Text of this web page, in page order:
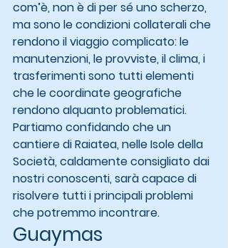
com’è, non è di per sé uno scherzo,
ma sono le condizioni collaterali che
rendono il viaggio complicato: le
manutenzioni, le provviste, il clima, i
trasferimenti sono tutti elementi
che le coordinate geografiche
rendono alquanto problematici.
Partiamo confidando che un
cantiere di Raiatea, nelle Isole della
Società, caldamente consigliato dai
nostri conoscenti, sarà capace di
risolvere tutti i principali problemi
che potremmo incontrare.
Guaymas